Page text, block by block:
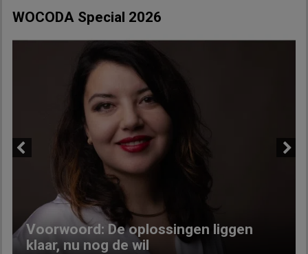
WOCODA Special 2026
Voorwoord: De oplossingen liggen
klaar, nu nog de wil